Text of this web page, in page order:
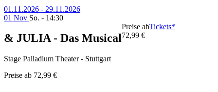
01.11.2026 - 29.11.2026
01 Nov So. - 14:30
& JULIA - Das Musical
Stage Palladium Theater - Stuttgart
Preise ab 72,99 €
Preise ab
72,99 €
Tickets*